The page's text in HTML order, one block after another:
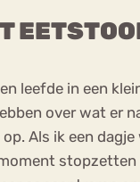
leefde in een
over wat er
Als ik een